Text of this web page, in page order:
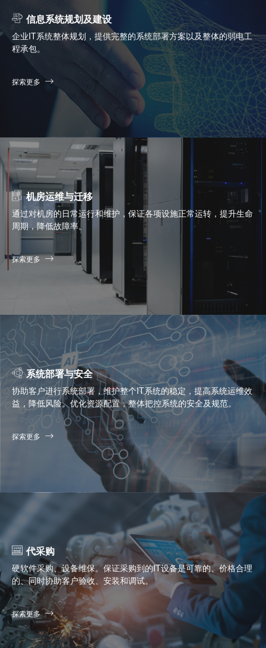
信息系统规划及建设
企业IT系统整体规划，提供完整的系统部署方案以及整体的弱电工
程承包。
探索更多
机房运维与迁移
通过对机房的日常运行和维护，保证各项设施正常运转，提升生命
周期，降低故障率。
探索更多
系统部署与安全
协助客户进行系统部署，维护整个IT系统的稳定，提高系统运维效
益，降低风险。优化资源配置，整体把控系统的安全及规范。
探索更多
代采购
硬软件采购、设备维保。保证采购到的IT设备是可靠的、价格合理
的、同时协助客户验收、安装和调试。
探索更多